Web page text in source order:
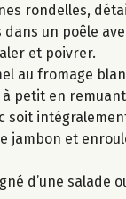
rondelles,
un poêle
et poivrer.
au fromage
petit en
soit
jambon et
d’une salade